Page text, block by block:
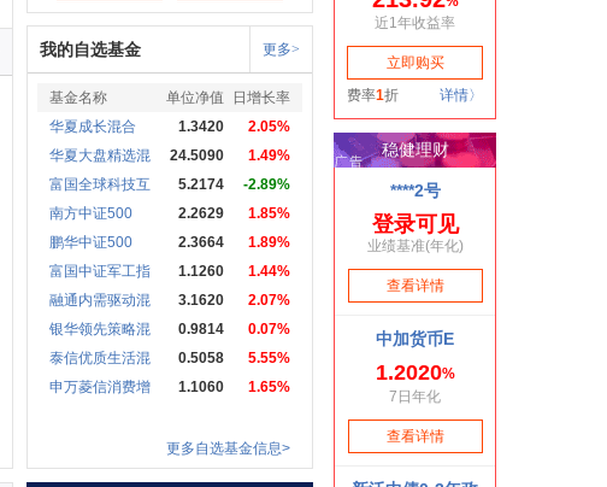
我的自选基金 更多>
基金名称 单位净值
日增长率
华夏成长混合
1.3420
2.05%
华夏大盘精选混
24.5090
1.49%
富国全球科技互
5.2174
-2.89%
南方中证500
2.2629
1.85%
鹏华中证500
2.3664
1.89%
富国中证军工指
1.1260
1.44%
融通内需驱动混
3.1620
2.07%
银华领先策略混
0.9814
0.07%
泰信优质生活混
0.5058
5.55%
申万菱信消费增
1.1060 1.65%
更多自选基金信息>